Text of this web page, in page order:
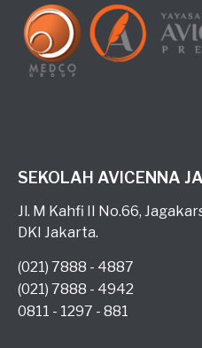
SEKOLAH AVICENNA
Jl. M Kahfi II No.66,
DKI Jakarta.
(021) 7888 - 4887
(021) 7888 - 4942
0811 - 1297 - 881